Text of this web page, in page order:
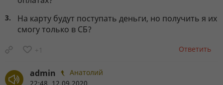
На карту будут поступать деньги, но получить я их
смогу только в СБ?
+1 Ответить
admin
Анатолий